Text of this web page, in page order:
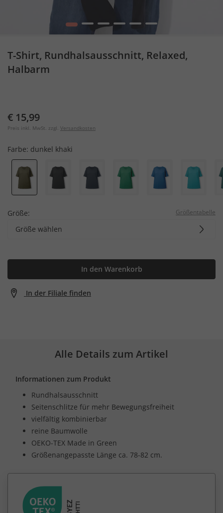
1 2 3 4 5 6
T-Shirt, Rundhalsausschnitt, Relaxed,
Halbarm
€ 15,99
Preis inkl. MwSt. zzgl. Versandkosten
Farbe: dunkel khaki
Größe: Größentabelle
Größe wählen
In den Warenkorb
In der Filiale finden
Alle Details zum Artikel
Informationen zum Produkt
Rundhalsausschnitt
Seitenschlitze für mehr Bewegungsfreiheit
vielfältig kombinierbar
reine Baumwolle
OEKO-TEX Made in Green
Größenangepasste Länge ca. 78-82 cm.